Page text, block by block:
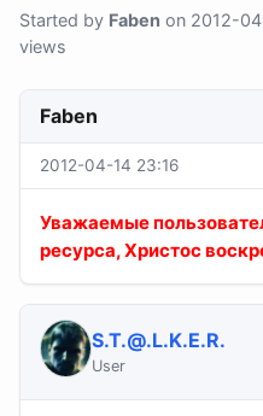
Started by Faben on 2012-
views
Faben
2012-04-14 23:16
Уважаемые
ресурса, Христос
S.T.@.L.K.E.R.
User